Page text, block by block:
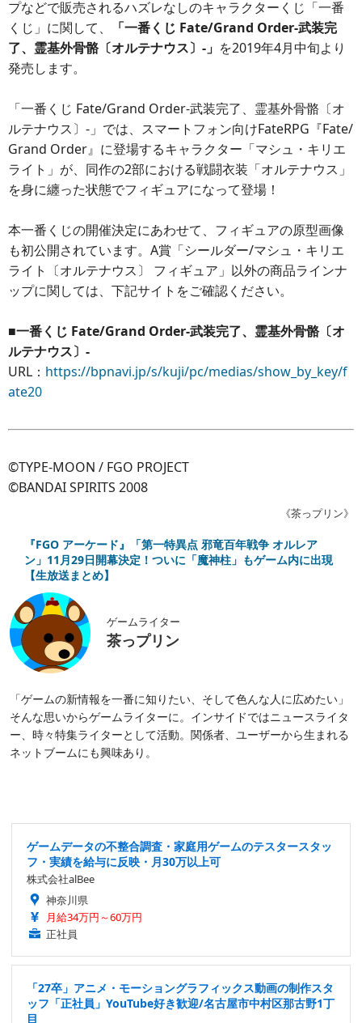
プなどで販売されるハズレなしのキャラクターくじ「一番
くじ」に関して、
「一番くじ Fate/Grand Order-武装完
了、霊基外骨骼〔オルテナウス〕-」 を2019年4月中旬より
発売します。
「一番くじ Fate/Grand Order-武装完了、霊基外骨骼〔オ
ルテナウス〕-」では、スマートフォン向けFateRPG『Fate/
Grand Order』に登場するキャラクター「マシュ・キリエ
ライト」が、同作の2部における戦闘衣装「オルテナウス」
を身に纏った状態でフィギュアになって登場！
本一番くじの開催決定にあわせて、フィギュアの原型画像
も初公開されています。A賞「シールダー/マシュ・キリエ
ライト〔オルテナウス〕 フィギュア」以外の商品ラインナ
ップに関しては、下記サイトをご確認ください。
■一番くじ Fate/Grand Order-武装完了、霊基外骨骼〔オ
ルテナウス〕-
URL： https://bpnavi.jp/s/kuji/pc/medias/show_by_key/f
ate20
©TYPE-MOON / FGO PROJECT
©BANDAI SPIRITS 2008
《茶っプリン》
『FGO アーケード』「第一特異点 邪竜百年戦争 オルレア
ン」11月29日開幕決定！ついに「魔神柱」もゲーム内に出現
【生放送まとめ】
ゲームライター
茶っプリン
「ゲームの新情報を一番に知りたい、そして色んな人に広めたい」
そんな思いからゲームライターに。インサイドではニュースライタ
ー、時々特集ライターとして活動。関係者、ユーザーから生まれる
ネットブームにも興味あり。
ゲームデータの不整合調査・家庭用ゲームのテスタースタッ
フ・実績を給与に反映・月30万以上可
株式会社alBee
神奈川県
月給34万円～60万円
正社員
「27卒」アニメ・モーショングラフィックス動画の制作スタ
ッフ「正社員」YouTube好き歓迎/名古屋市中村区那古野1丁
目